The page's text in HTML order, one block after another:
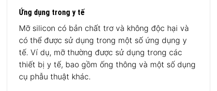
Ứng dụng trong y tế
Mỡ silicon có bản chất trơ và không độc hại và
có thể được sử dụng trong một số ứng dụng y
tế. Ví dụ, mỡ thường được sử dụng trong các
thiết bị y tế, bao gồm ống thông và một số dụng
cụ phẫu thuật khác.